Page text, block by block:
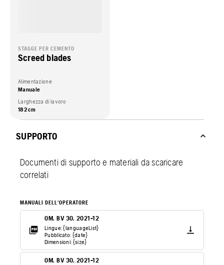
STAGGE PER CEMENTO
Screed blades
Alimentazione
Manuale
Larghezza di lavoro
182 cm
SUPPORTO
Documenti di supporto e materiali da scaricare
correlati
MANUALI DELL'OPERATORE
OM. BV 30. 2021-12
Lingue: {languageList}
Pubblicato: {date}
Dimensioni: {size}
OM. BV 30. 2021-12